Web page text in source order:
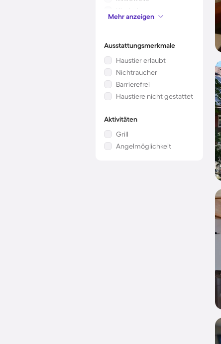
Kinderbett
Whirlpool
Mehr anzeigen
Ausstattungsmerkmale
Haustier erlaubt
Nichtraucher
Barrierefrei
Haustiere nicht gestattet
Aktivitäten
Grill
Angelmöglichkeit